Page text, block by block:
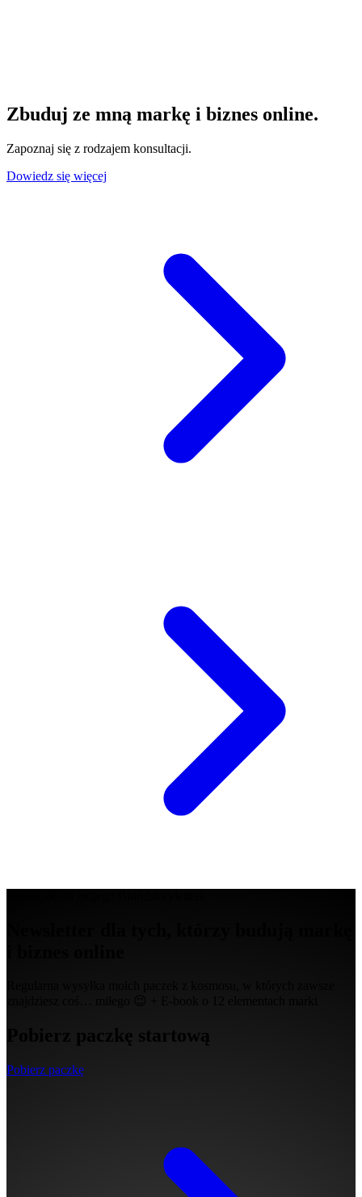
Zbuduj ze mną markę i biznes online.
Zapoznaj się z rodzajem konsultacji.
Dowiedz się więcej
Pobierz paczkę startową
Pobierz paczkę